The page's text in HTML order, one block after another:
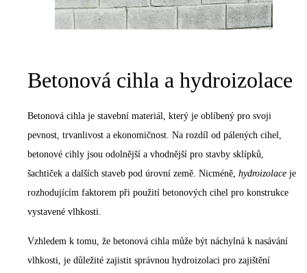
Betonová cihla a hydroizolace
Betonová cihla je stavební materiál, který je oblíbený pro svoji
pevnost, trvanlivost a ekonomičnost. Na rozdíl od pálených cihel,
betonové cihly jsou odolnější a vhodnější pro stavby sklípků,
šachtiček a dalších staveb pod úrovní země. Nicméně, hydroizolace je
rozhodujícím faktorem při použití betonových cihel pro konstrukce
vystavené vlhkosti.
Vzhledem k tomu, že betonová cihla může být náchylná k nasávání
vlhkosti, je důležité zajistit správnou hydroizolaci pro zajištění